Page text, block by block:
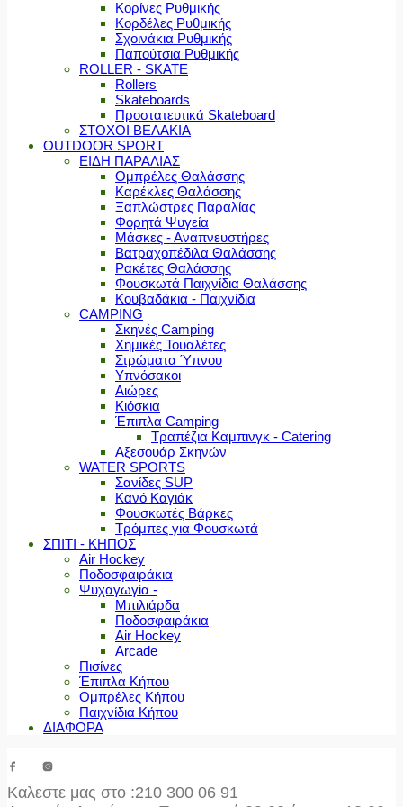
Κορίνες Ρυθμικής
Κορδέλες Ρυθμικής
Σχοινάκια Ρυθμικής
Παπούτσια Ρυθμικής
ROLLER - SKATE
Rollers
Skateboards
Προστατευτικά Skateboard
ΣΤΟΧΟΙ ΒΕΛΑΚΙΑ
OUTDOOR SPORT
ΕΙΔΗ ΠΑΡΑΛΙΑΣ
Ομπρέλες Θαλάσσης
Καρέκλες Θαλάσσης
Ξαπλώστρες Παραλίας
Φορητά Ψυγεία
Μάσκες - Αναπνευστήρες
Βατραχοπέδιλα Θαλάσσης
Ρακέτες Θαλάσσης
Φουσκωτά Παιχνίδια Θαλάσσης
Κουβαδάκια - Παιχνίδια
CAMPING
Σκηνές Camping
Χημικές Τουαλέτες
Στρώματα Ύπνου
Υπνόσακοι
Αιώρες
Κιόσκια
Έπιπλα Camping
Τραπέζια Καμπινγκ - Catering
Αξεσουάρ Σκηνών
WATER SPORTS
Σανίδες SUP
Κανό Καγιάκ
Φουσκωτές Βάρκες
Τρόμπες για Φουσκωτά
ΣΠΙΤΙ - ΚΗΠΟΣ
Air Hockey
Ποδοσφαιράκια
Ψυχαγωγία -
Μπιλιάρδα
Ποδοσφαιράκια
Air Hockey
Arcade
Πισίνες
Έπιπλα Κήπου
Ομπρέλες Κήπου
Παιχνίδια Κήπου
ΔΙΑΦΟΡΑ
Καλεστε μας στο :210 300 06 91